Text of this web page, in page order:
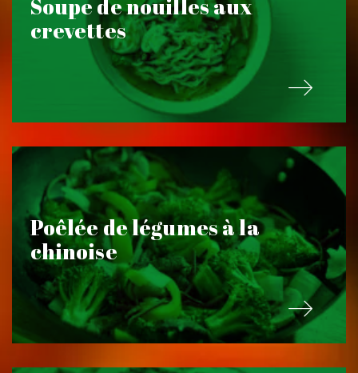
Soupe de nouilles aux
crevettes
Poêlée de légumes à la
chinoise